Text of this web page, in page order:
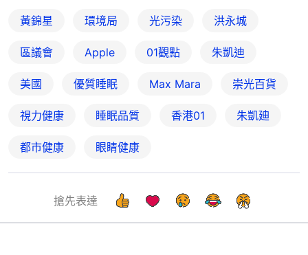
黃錦星 環境局 光污染 洪永城
區議會 Apple 01觀點 朱凱迪
美國 優質睡眠 Max Mara 崇光百貨
視力健康 睡眠品質 香港01 朱凱廸
都市健康 眼睛健康
搶先表達